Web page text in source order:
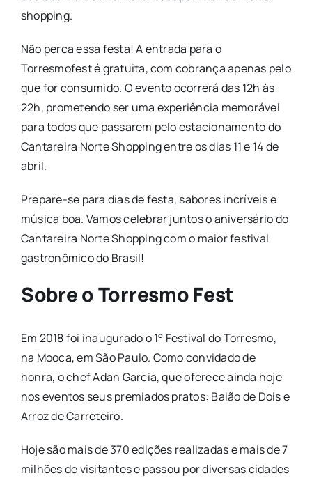
shopping.
Não perca essa festa! A entrada para o
Torresmofest é gratuita, com cobrança apenas pelo
que for consumido. O evento ocorrerá das 12h às
22h, prometendo ser uma experiência memorável
para todos que passarem pelo estacionamento do
Cantareira Norte Shopping entre os dias 11 e 14 de
abril.
Prepare-se para dias de festa, sabores incríveis e
música boa. Vamos celebrar juntos o aniversário do
Cantareira Norte Shopping com o maior festival
gastronômico do Brasil!
Sobre o Torresmo Fest
Em 2018 foi inaugurado o 1° Festival do Torresmo,
na Mooca, em São Paulo. Como convidado de
honra, o chef Adan Garcia, que oferece ainda hoje
nos eventos seus premiados pratos: Baião de Dois e
Arroz de Carreteiro.
Hoje são mais de 370 edições realizadas e mais de 7
milhões de visitantes e passou por diversas cidades